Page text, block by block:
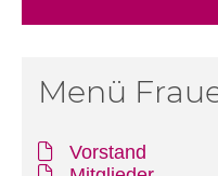
Menü
Vorstand